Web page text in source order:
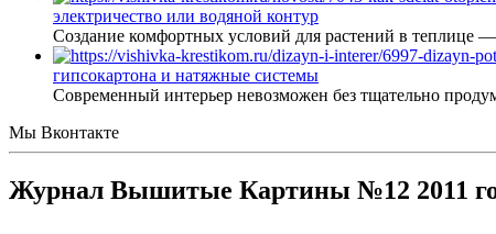
электричество или водяной контур
Создание комфортных условий для растений в теплице
гипсокартона и натяжные системы
Современный интерьер невозможен без тщательно
Мы Вконтакте
Журнал Вышитые Картины №12 2011